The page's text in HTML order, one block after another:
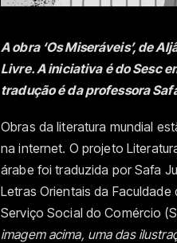
A obra ‘Os Miseráveis’, de
Livre. A iniciativa é do Sesc
tradução é da professora
Obras da literatura mundial
na internet. O projeto
árabe foi traduzida por Safa
Letras Orientais da Faculdade
Serviço Social do Comércio
imagem acima, uma das